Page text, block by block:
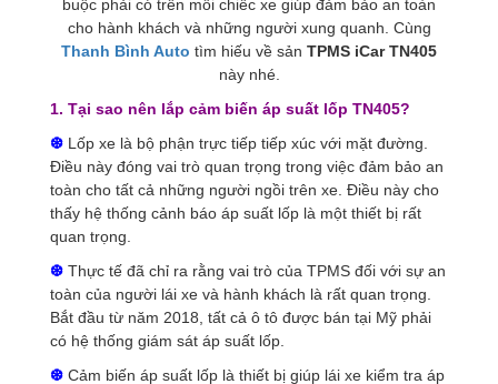
buộc phải có trên mỗi chiếc xe giúp đảm bảo an toàn
cho hành khách và những người xung quanh. Cùng
Thanh Bình Auto tìm hiếu về sản TPMS iCar TN405
này nhé.
1. Tại sao nên lắp cảm biến áp suất lốp TN405?
❆ Lốp xe là bộ phận trực tiếp tiếp xúc với mặt đường.
Điều này đóng vai trò quan trọng trong việc đảm bảo an
toàn cho tất cả những người ngồi trên xe. Điều này cho
thấy hệ thống cảnh báo áp suất lốp là một thiết bị rất
quan trọng.
❆ Thực tế đã chỉ ra rằng vai trò của TPMS đối với sự an
toàn của người lái xe và hành khách là rất quan trọng.
Bắt đầu từ năm 2018, tất cả ô tô được bán tại Mỹ phải
có hệ thống giám sát áp suất lốp.
❆ Cảm biến áp suất lốp là thiết bị giúp lái xe kiểm tra áp